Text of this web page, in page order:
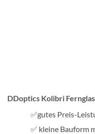
DDoptics Kolibri
✅gutes Preis-
✅ kleine Bauform